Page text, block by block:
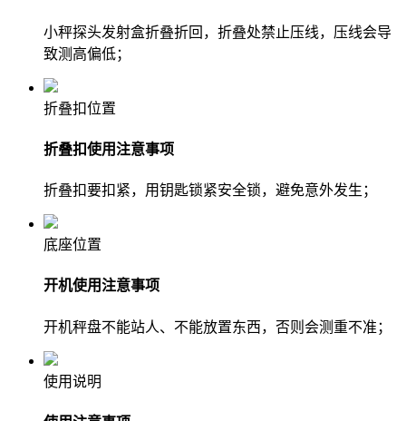
小秤探头发射盒折叠折回，折叠处禁止压线，压线会导
致测高偏低；
折叠扣位置
折叠扣使用注意事项
折叠扣要扣紧，用钥匙锁紧安全锁，避免意外发生；
底座位置
开机使用注意事项
开机秤盘不能站人、不能放置东西，否则会测重不准；
使用说明